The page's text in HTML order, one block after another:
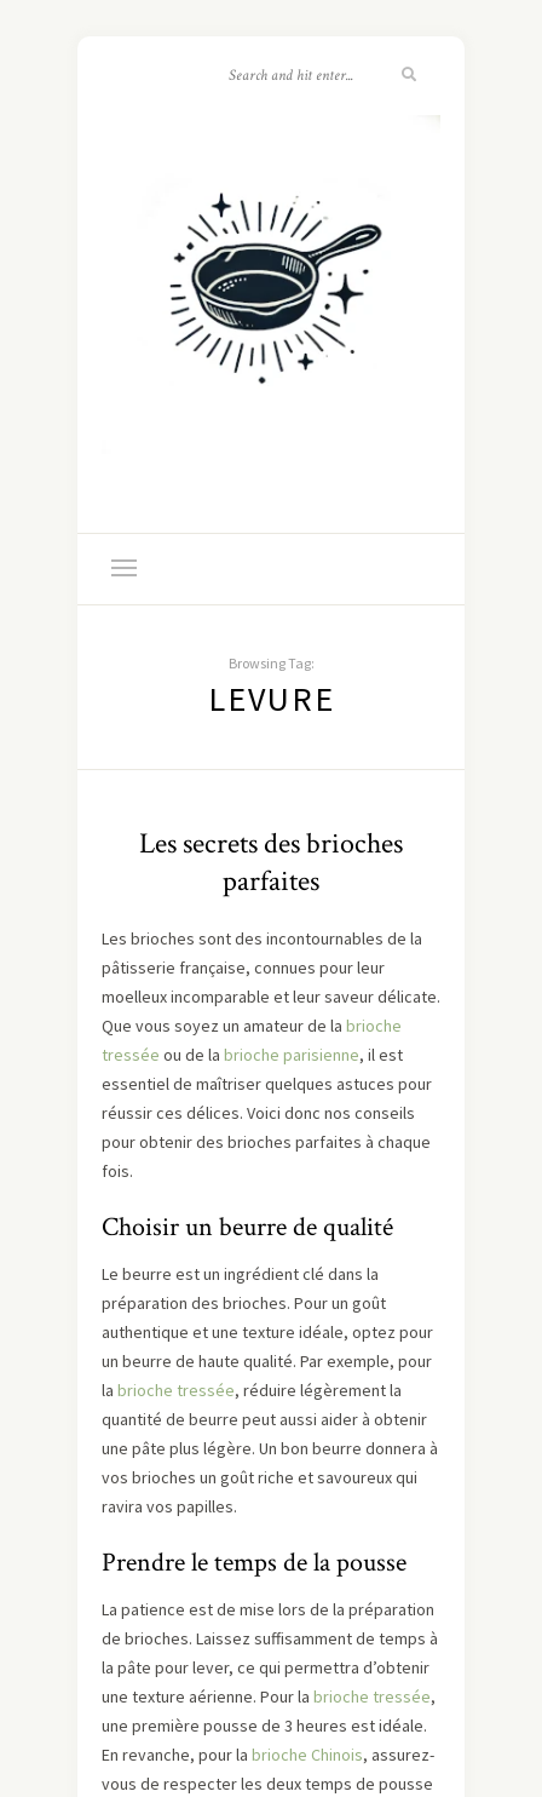
Browsing Tag:
LEVURE
Les secrets des brioches
parfaites
Les brioches sont des incontournables de la
pâtisserie française, connues pour leur
moelleux incomparable et leur saveur délicate.
Que vous soyez un amateur de la brioche
tressée ou de la brioche parisienne, il est
essentiel de maîtriser quelques astuces pour
réussir ces délices. Voici donc nos conseils
pour obtenir des brioches parfaites à chaque
fois.
Choisir un beurre de qualité
Le beurre est un ingrédient clé dans la
préparation des brioches. Pour un goût
authentique et une texture idéale, optez pour
un beurre de haute qualité. Par exemple, pour
la brioche tressée, réduire légèrement la
quantité de beurre peut aussi aider à obtenir
une pâte plus légère. Un bon beurre donnera à
vos brioches un goût riche et savoureux qui
ravira vos papilles.
Prendre le temps de la pousse
La patience est de mise lors de la préparation
de brioches. Laissez suffisamment de temps à
la pâte pour lever, ce qui permettra d’obtenir
une texture aérienne. Pour la brioche tressée,
une première pousse de 3 heures est idéale.
En revanche, pour la brioche Chinois, assurez-
vous de respecter les deux temps de pousse